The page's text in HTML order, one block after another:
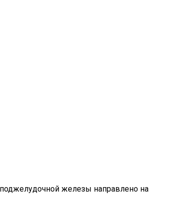
железы направлено на